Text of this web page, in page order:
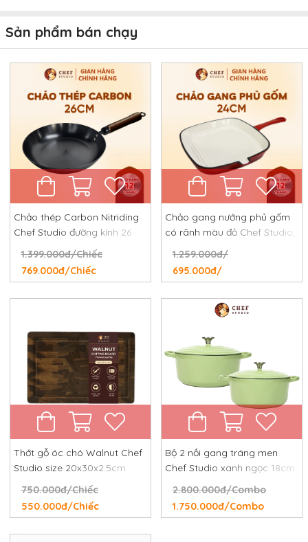
Sản phẩm bán chạy
Chảo thép Carbon Nitriding
Chef Studio đường kính 26
cm, chống dính tự nhiên,
chống rỉ, chống xước
1.399.000đ/Chiếc
769.000đ/Chiếc
Chảo gang nướng phủ gốm
có rãnh màu đỏ Chef Studio,
đường kính 24 cm
1.259.000đ/
695.000đ/
Thớt gỗ óc chó Walnut Chef
Studio size 20x30x2.5cm
750.000đ/Chiếc
550.000đ/Chiếc
Bộ 2 nồi gang tráng men
Chef Studio xanh ngọc 18cm
2.800.000đ/Combo
1.750.000đ/Combo